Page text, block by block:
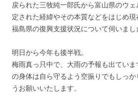
戻られた三牧純一郎氏から富山県のウ
定された経緯やその本質などをはじめ
福島県の復興支援状況について伺いまし
明日から今年も後半戦。
梅雨真っ只中で、大雨の予報も出てい
の身体は自ら守るよう空振りでもしっか
うお願いいたします。